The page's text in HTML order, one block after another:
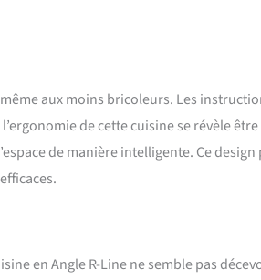
aux moins bricoleurs. Les
de cette cuisine se révèle
de manière intelligente. Ce
en Angle R-Line ne semble pas